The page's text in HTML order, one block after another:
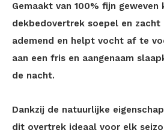
Gemaakt van 100% fijn
dekbedovertrek soepel en zacht
ademend en helpt vocht af te
aan een fris en aangenaam
de nacht.
Dankzij de natuurlijke
dit overtrek ideaal voor elk